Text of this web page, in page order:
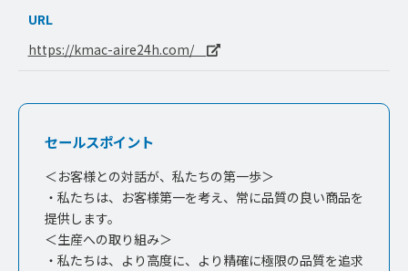
URL
https://kmac-aire24h.com/
セールスポイント
＜お客様との対話が、私たちの第一歩＞
・私たちは、お客様第一を考え、常に品質の良い商品を
提供します。
＜生産への取り組み＞
・私たちは、より高度に、より精確に極限の品質を追求